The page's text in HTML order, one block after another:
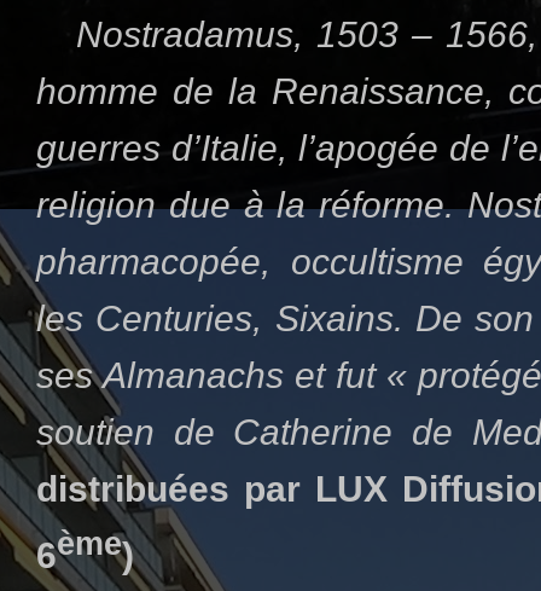
Nostradamus, 1503 –
homme de la Renaissance,
guerres d’Italie, l’apogée de
religion due à la réforme.
pharmacopée, occultisme
les Centuries, Sixains. De
ses Almanachs et fut «
soutien de Catherine de
distribuées par LUX
6ème)